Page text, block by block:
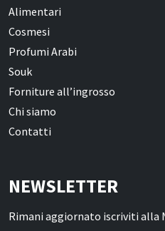
Alimentari
Cosmesi
Profumi Arabi
Souk
Forniture all’ingrosso
Chi siamo
Contatti
NEWSLETTER
Rimani aggiornato iscriviti alla